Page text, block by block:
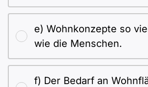
e) Wohnkonzepte so
wie die Menschen.
f) Der Bedarf an